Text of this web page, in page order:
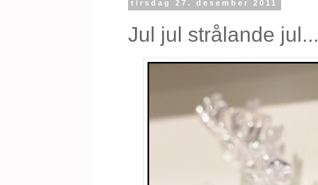
tirsdag 27. desember 2011
Jul jul strålande jul...